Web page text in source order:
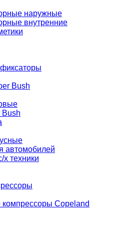
наружные
внутренние
Bush
Bush
автомобилей
техники
Copeland